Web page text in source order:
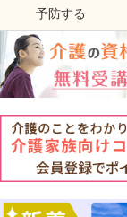
予防する